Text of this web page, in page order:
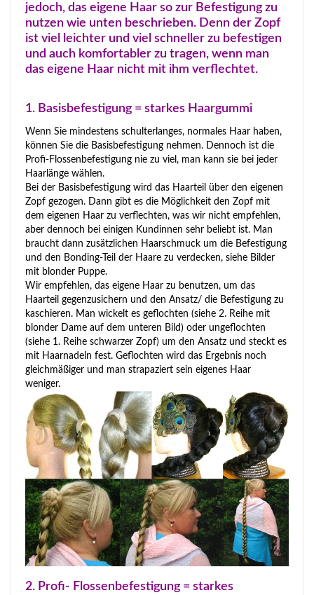
jedoch, das eigene Haar so zur Befestigung zu
nutzen wie unten beschrieben. Denn der Zopf
ist viel leichter und viel schneller zu befestigen
und auch komfortabler zu tragen, wenn man
das eigene Haar nicht mit ihm verflechtet.
1. Basisbefestigung = starkes Haargummi
Wenn Sie mindestens schulterlanges, normales Haar haben,
können Sie die Basisbefestigung nehmen. Dennoch ist die
Profi-Flossenbefestigung nie zu viel, man kann sie bei jeder
Haarlänge wählen.
Bei der Basisbefestigung wird das Haarteil über den eigenen
Zopf gezogen. Dann gibt es die Möglichkeit den Zopf mit
dem eigenen Haar zu verflechten, was wir nicht empfehlen,
aber dennoch bei einigen Kundinnen sehr beliebt ist. Man
braucht dann zusätzlichen Haarschmuck um die Befestigung
und den Bonding-Teil der Haare zu verdecken, siehe Bilder
mit blonder Puppe.
Wir empfehlen, das eigene Haar zu benutzen, um das
Haarteil gegenzusichern und den Ansatz/ die Befestigung zu
kaschieren. Man wickelt es geflochten (siehe 2. Reihe mit
blonder Dame auf dem unteren Bild) oder ungeflochten
(siehe 1. Reihe schwarzer Zopf) um den Ansatz und steckt es
mit Haarnadeln fest. Geflochten wird das Ergebnis noch
gleichmäßiger und man strapaziert sein eigenes Haar
weniger.
2. Profi- Flossenbefestigung = starkes